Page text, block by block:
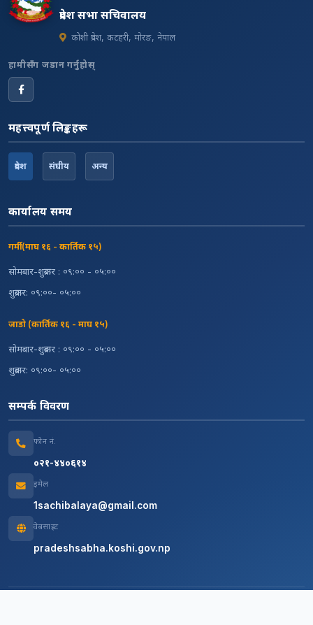
प्रदेश सभा सचिवालय
कोशी प्रदेश, कटहरी, मोरङ, नेपाल
हामीसँग जडान गर्नुहोस्
महत्त्वपूर्ण लिङ्कहरू
प्रदेश संघीय अन्य
कार्यालय समय
गर्मी (माघ १६ - कार्तिक १५)
सोमबार-शुक्रबार : ०९:०० - ०५:००
शुक्रबार: ०९:००- ०५:००
जाडो (कार्तिक १६ - माघ १५)
सोमबार-शुक्रबार : ०९:०० - ०५:००
शुक्रबार: ०९:००- ०५:००
सम्पर्क विवरण
फोन नं.
०२१-४४०६१४
इमेल
1sachibalaya@gmail.com
वेबसाइट
pradeshsabha.koshi.gov.np